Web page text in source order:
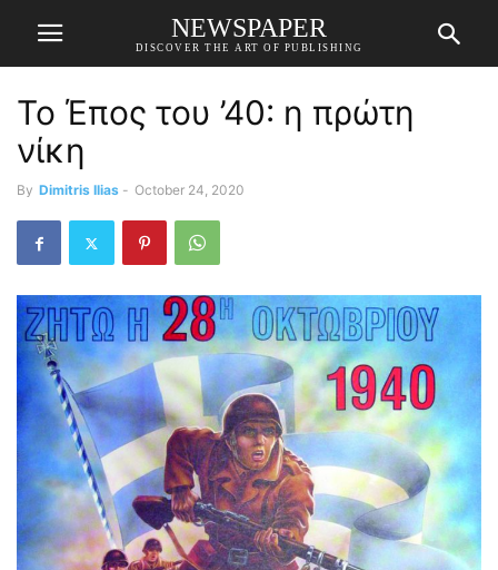
NEWSPAPER
DISCOVER THE ART OF PUBLISHING
Το Έπος του ’40: η πρώτη
νίκη
By Dimitris Ilias - October 24, 2020